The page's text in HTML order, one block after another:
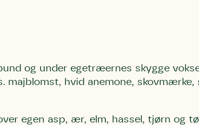
og under egetræernes skygge
majblomst, hvid anemone,
egen asp, ær, elm, hassel, tjørn og
Skriv under nu